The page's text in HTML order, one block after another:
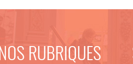
NOS RUBRIQUES